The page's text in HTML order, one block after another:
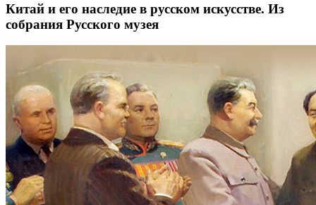
Китай и его наследие в русском искусстве. Из
собрания Русского музея